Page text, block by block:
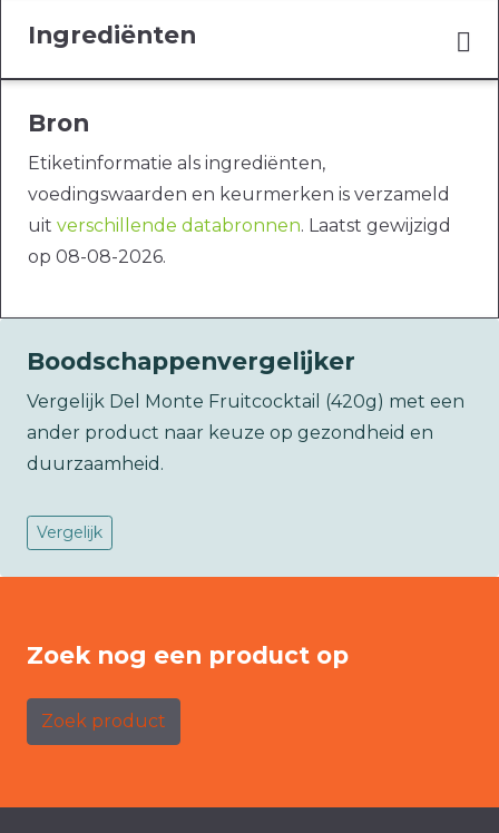
Ingrediënten
Bron
Etiketinformatie als ingrediënten,
voedingswaarden en keurmerken is verzameld
uit verschillende databronnen. Laatst gewijzigd
op 08-08-2026.
Boodschappenvergelijker
Vergelijk Del Monte Fruitcocktail (420g) met een
ander product naar keuze op gezondheid en
duurzaamheid.
Vergelijk
Zoek nog een product op
Zoek product